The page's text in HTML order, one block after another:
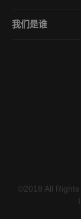
社交App开发
小程序案例精选
学习课堂
我们是谁
©2018 All